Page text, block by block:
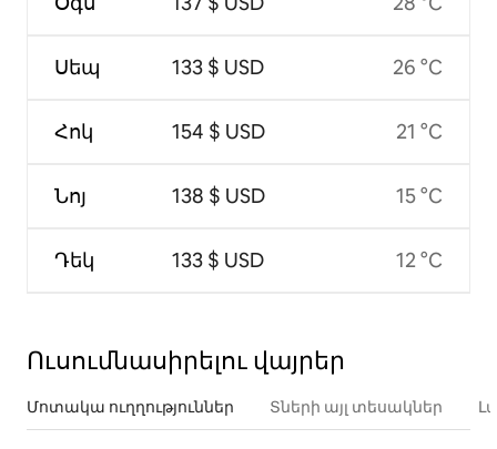
Սեպ
Հոկ
Նոյ
Դեկ
133 $ USD
154 $ USD
138 $ USD
133 $ USD
26 °C
21 °C
15 °C
12 °C
Ուսումնասիրելու վայրեր
Մոտակա ուղղություններ Տների այլ տեսակներ